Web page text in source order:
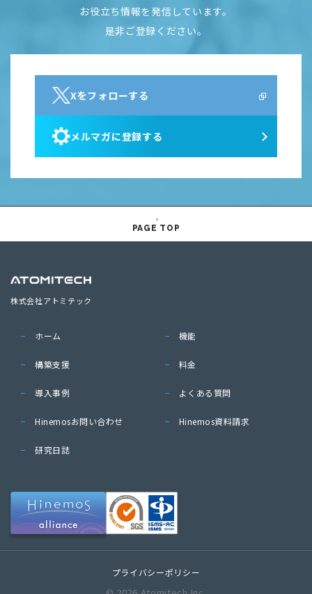
お役立ち情報を発信しています。
是非ご登録ください。
Xをフォローする
メルマガに登録する
PAGE TOP
株式会社アトミテック
ホーム 機能
構築支援 料金
導入事例 よくある質問
Hinemosお問い合わせ Hinemos資料請求
研究日誌
プライバシーポリシー